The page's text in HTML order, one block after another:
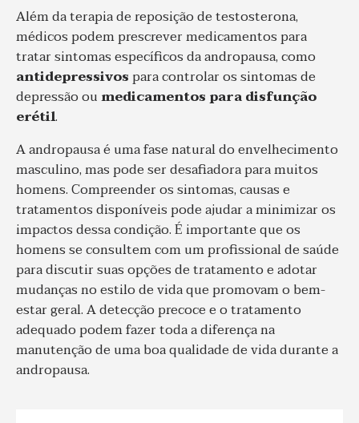
Além da terapia de reposição de testosterona,
médicos podem prescrever medicamentos para
tratar sintomas específicos da andropausa, como
antidepressivos para controlar os sintomas de
depressão oumedicamentos para disfunção
erétil.
A andropausa é uma fase natural do envelhecimento
masculino, mas pode ser desafiadora para muitos
homens. Compreender os sintomas, causas e
tratamentos disponíveis pode ajudar a minimizar os
impactos dessa condição. É importante que os
homens se consultem com um profissional de saúde
para discutir suas opções de tratamento e adotar
mudanças no estilo de vida que promovam o bem-
estar geral. A detecção precoce e o tratamento
adequado podem fazer toda a diferença na
manutenção de uma boa qualidade de vida durante a
andropausa.